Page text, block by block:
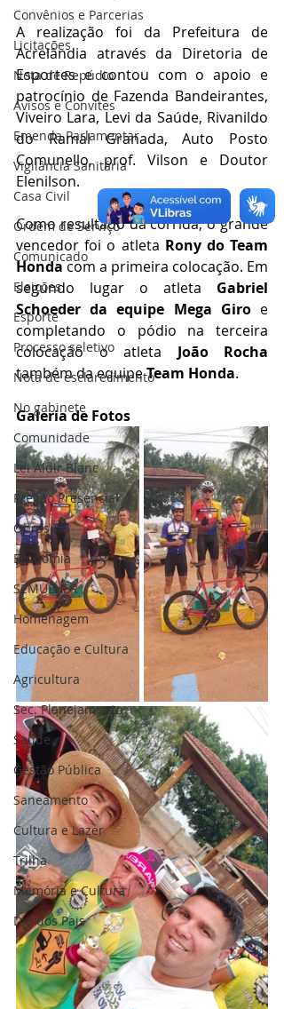
Convênios e Parcerias
Licitações
Nota de Repúdio
Avisos e Convites
Emenda Parlamentar
Vigilância Sanitária
Casa Civil
Ordem de Serviço
Comunicado
Eleições
Esporte
Processo seletivo
Nota de esclarecimento
No gabinete
Comunidade
Lei Aldir Blanc
Pregão Presencial
Obras
Economia
SEMULHER
Homenagem
Educação e Cultura
Agricultura
Sec. Planejamento
Saúde
Gestão Pública
Saneamento
Cultura e Lazer
Trilha
Memória e Cultura
Dia dos Pais
A realização foi da Prefeitura de
Acrelândia através da Diretoria de
Esportes e contou com o apoio e
patrocínio de Fazenda Bandeirantes,
Viveiro Lara, Levi da Saúde, Rivanildo
do Ramal Granada, Auto Posto
Comunello, prof. Vilson e Doutor
Elenilson.
Como resultado da corrida, o grande
vencedor foi o atleta Rony do Team
Honda com a primeira colocação. Em
segundo lugar o atleta Gabriel
Schoeder da equipe Mega Giro e
completando o pódio na terceira
colocação o atleta João Rocha
também da equipe Team Honda.
Galeria de Fotos